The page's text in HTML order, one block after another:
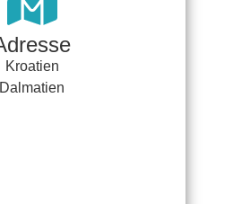
Kroatien
Dalmatien